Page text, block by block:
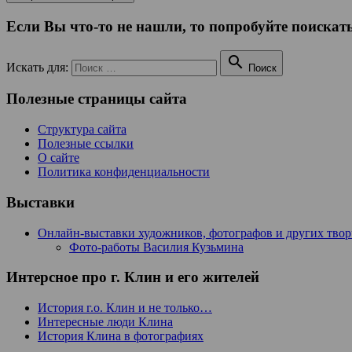
Если Вы что-то не нашли, то попробуйте
Искать для:  Поиск
Полезные страницы сайта
Структура сайта
Полезные ссылки
О сайте
Политика конфиденциальности
Выставки
Онлайн-выставки художников, фотографов и других
Фото-работы Василия Кузьмина
Интерсное про г. Клин и его жителей
История г.о. Клин и не только…
Интересные люди Клина
История Клина в фотографиях